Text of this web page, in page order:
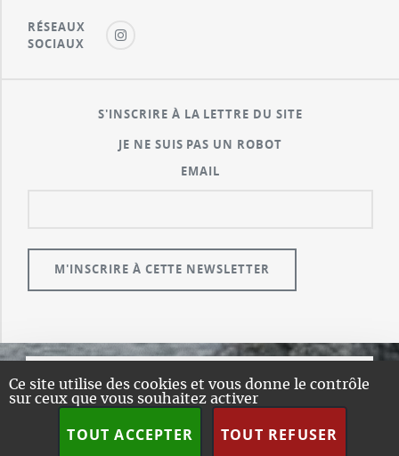
Ce site utilise des cookies et vous donne le contrôle
sur ceux que vous souhaitez activer
TOUT ACCEPTER TOUT REFUSER
RÉSEAUX
SOCIAUX
S'INSCRIRE À LA LETTRE DU SITE
JE NE SUIS PAS UN ROBOT
EMAIL
© GUALENI.COM
A PROPOS
PLAN DU SITE